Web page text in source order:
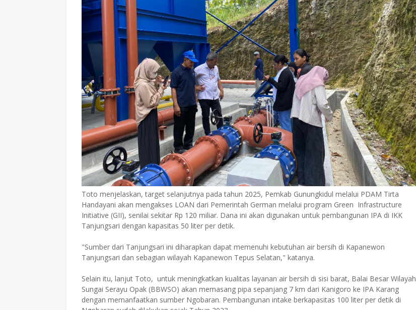
Toto menjelaskan, target selanjutnya pada tahun 2025, Pemkab Gunungkidul melalui PDAM Tirta
Handayani akan mengakses LOAN dari Pemerintah German melalui program Green Infrastructure
Initiative (GII), senilai sekitar Rp 120 miliar. Dana ini akan digunakan untuk pembangunan IPA di IKK
Tanjungsari dengan kapasitas 50 liter per detik.
"Sumber dari Tanjungsari ini diharapkan dapat memenuhi kebutuhan air bersih di Kapanewon
Tanjungsari dan sebagian wilayah Kapanewon Tepus Selatan," katanya.
Selain itu, lanjut Toto, untuk meningkatkan kualitas layanan air bersih di sisi barat, Balai Besar Wilayah
Sungai Serayu Opak (BBWSO) akan memasang pipa sepanjang 7 km dari Kanigoro ke IPA Karang
dengan memanfaatkan sumber Ngobaran. Pembangunan intake berkapasitas 100 liter per detik di